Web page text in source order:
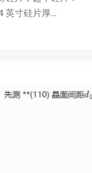
英寸硅片厚…